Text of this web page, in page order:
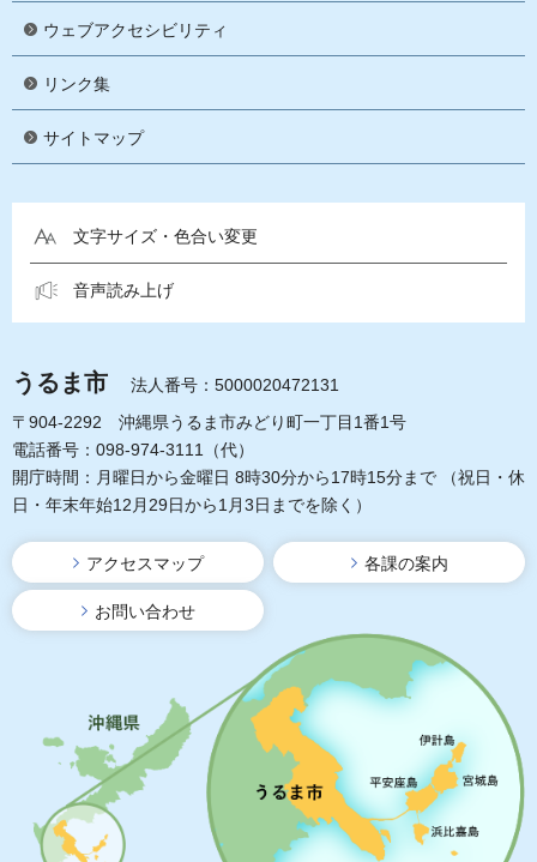
ウェブアクセシビリティ
リンク集
サイトマップ
文字サイズ・色合い変更
音声読み上げ
うるま市
法人番号：5000020472131
〒904-2292 沖縄県うるま市みどり町一丁目1番1号
電話番号：098-974-3111（代）
開庁時間：月曜日から金曜日 8時30分から17時15分まで
（祝日・休
日・年末年始12月29日から1月3日までを除く）
アクセスマップ 各課の案内
お問い合わせ